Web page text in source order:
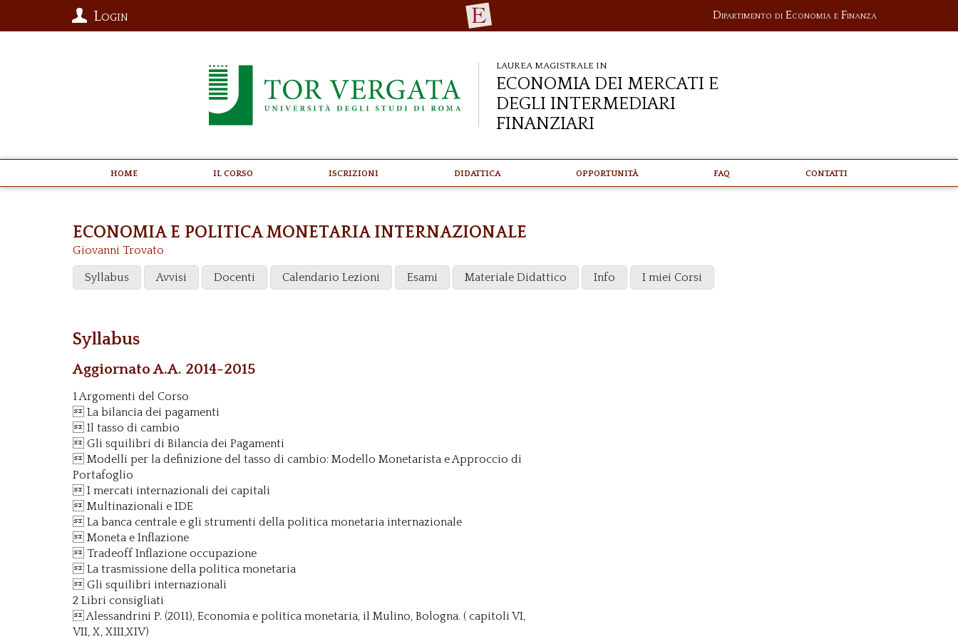
Dipartimento di Economia e Finanza
Login
Laurea Magistrale in
Economia dei Mercati e
degli Intermediari
Finanziari
Home Il Corso Iscrizioni Didattica Opportunità FAQ Contatti
ECONOMIA E POLITICA MONETARIA INTERNAZIONALE
Giovanni Trovato
Syllabus Avvisi Docenti Calendario Lezioni Esami Materiale Didattico Info I miei Corsi
Syllabus
Aggiornato A.A. 2014-2015
1 Argomenti del Corso
 La bilancia dei pagamenti
 Il tasso di cambio
 Gli squilibri di Bilancia dei Pagamenti
 Modelli per la definizione del tasso di cambio: Modello Monetarista e Approccio di
Portafoglio
 I mercati internazionali dei capitali
 Multinazionali e IDE
 La banca centrale e gli strumenti della politica monetaria internazionale
 Moneta e Inflazione
 Tradeoff Inflazione occupazione
 La trasmissione della politica monetaria
 Gli squilibri internazionali
2 Libri consigliati
 Alessandrini P. (2011), Economia e politica monetaria, il Mulino, Bologna. ( capitoli VI,
VII, X, XIII,XIV)